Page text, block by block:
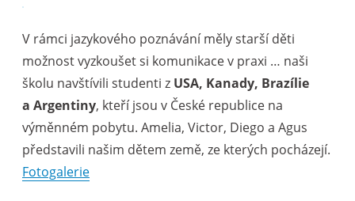
V rámci jazykového poznávání měly starší děti
možnost vyzkoušet si komunikace v praxi … naši
školu navštívili studenti z USA, Kanady, Brazílie
a Argentiny, kteří jsou v České republice na
výměnném pobytu. Amelia, Victor, Diego a Agus
představili našim dětem země, ze kterých pocházejí.
Fotogalerie